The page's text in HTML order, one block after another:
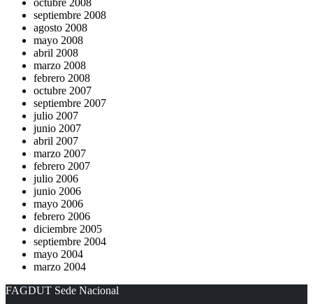
septiembre 2008
agosto 2008
mayo 2008
abril 2008
marzo 2008
febrero 2008
octubre 2007
septiembre 2007
julio 2007
junio 2007
abril 2007
marzo 2007
febrero 2007
julio 2006
junio 2006
mayo 2006
febrero 2006
diciembre 2005
septiembre 2004
mayo 2004
marzo 2004
FAGDUT Sede Nacional